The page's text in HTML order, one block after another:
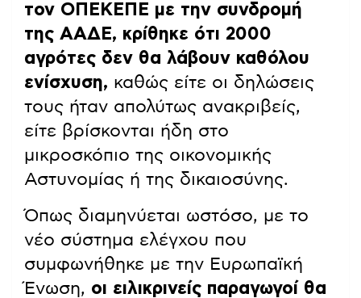
τον ΟΠΕΚΕΠΕ με την συνδρομή
της ΑΑΔΕ, κρίθηκε ότι 2000
αγρότες δεν θα λάβουν καθόλου
ενίσχυση, καθώς είτε οι δηλώσεις
τους ήταν απολύτως ανακριβείς,
είτε βρίσκονται ήδη στο
μικροσκόπιο της οικονομικής
Αστυνομίας ή της δικαιοσύνης.
Όπως διαμηνύεται ωστόσο, με το
νέο σύστημα ελέγχου που
συμφωνήθηκε με την Ευρωπαϊκή
Ένωση, οι ειλικρινείς παραγωγοί θα